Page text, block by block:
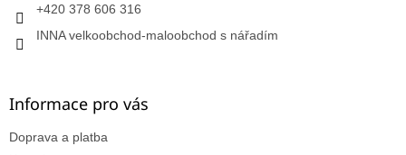
+420 378 606 316
INNA velkoobchod-maloobchod s nářadím
Informace pro vás
Doprava a platba